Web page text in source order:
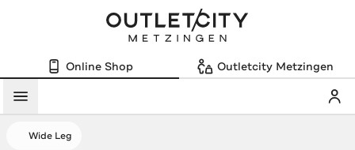
Online Shop Outletcity Metzingen
Menü
Wide Leg